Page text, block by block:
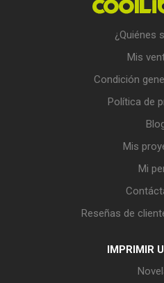
¿Quiénes
Mis
Condición
Política de
Mis
Mi
Reseñas de
IMPRIMIR